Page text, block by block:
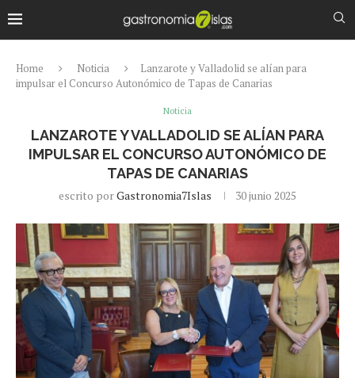
Home Noticia
Lanzarote y Valladolid se alían para
impulsar el Concurso Autonómico de Tapas de Canarias
Noticia
LANZAROTE Y VALLADOLID SE ALÍAN PARA
IMPULSAR EL CONCURSO AUTONÓMICO DE
TAPAS DE CANARIAS
escrito porGastronomia7Islas 30 junio 2025